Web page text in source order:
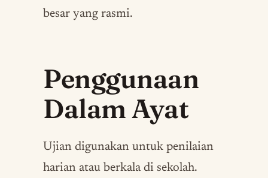
besar yang rasmi.
Penggunaan
Dalam Ayat
Ujian digunakan untuk penilaian
harian atau berkala di sekolah.